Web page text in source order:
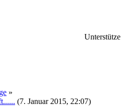
»
(7. Januar 2015, 22:07)